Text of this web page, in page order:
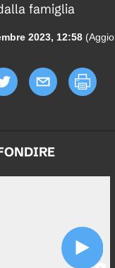
famiglia
2023, 12:58